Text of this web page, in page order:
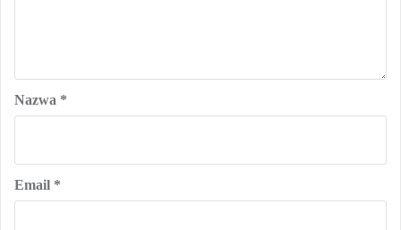
Nazwa *
Email *